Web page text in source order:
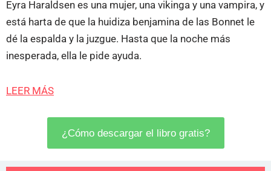
Eyra Haraldsen es una mujer, una vikinga y una vampira, y
está harta de que la huidiza benjamina de las Bonnet le
dé la espalda y la juzgue. Hasta que la noche más
inesperada, ella le pide ayuda.
LEER MÁS
¿Cómo descargar el libro gratis?